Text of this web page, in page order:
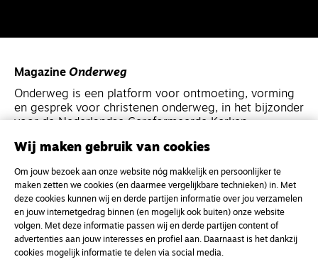
Magazine Onderweg
Onderweg is een platform voor ontmoeting, vorming
en gesprek voor christenen onderweg, in het bijzonder
voor de Nederlandse Gereformeerde Kerken.
Kvk-nummer 33277063
NL46 INGB 0117 5827 86
info@onderwegonline.nl
Wij maken gebruik van cookies
Om jouw bezoek aan onze website nóg makkelijk en persoonlijker te
maken zetten we cookies (en daarmee vergelijkbare technieken) in. Met
deze cookies kunnen wij en derde partijen informatie over jou verzamelen
en jouw internetgedrag binnen (en mogelijk ook buiten) onze website
volgen. Met deze informatie passen wij en derde partijen content of
advertenties aan jouw interesses en profiel aan. Daarnaast is het dankzij
cookies mogelijk informatie te delen via social media.